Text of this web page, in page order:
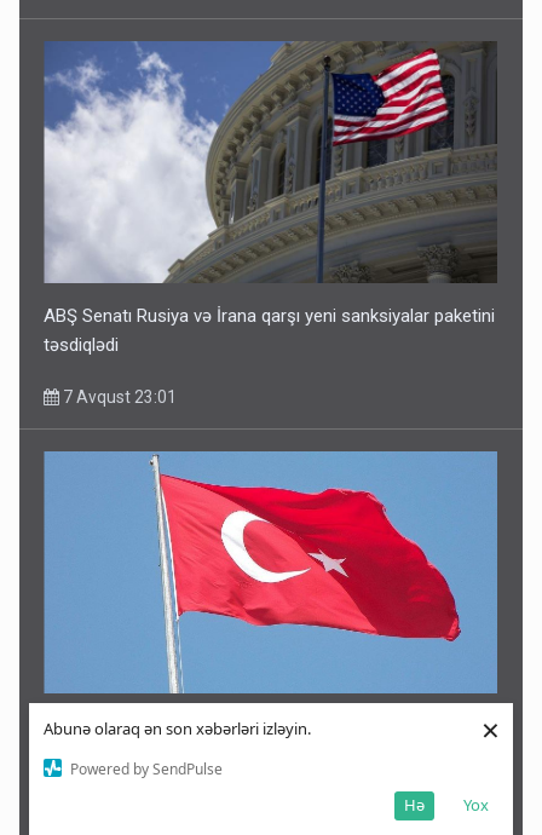
Abunə olaraq ən son xəbərləri izləyin.
Powered by SendPulse
Yox
Hə
×
ABŞ Senatı Rusiya və İrana qarşı yeni sanksiyalar paketini
təsdiqlədi
7 Avqust 23:01
Türkiyədən Məkkə sazişi ilə bağlı açıqlama: “Tamamilə
yalandır”